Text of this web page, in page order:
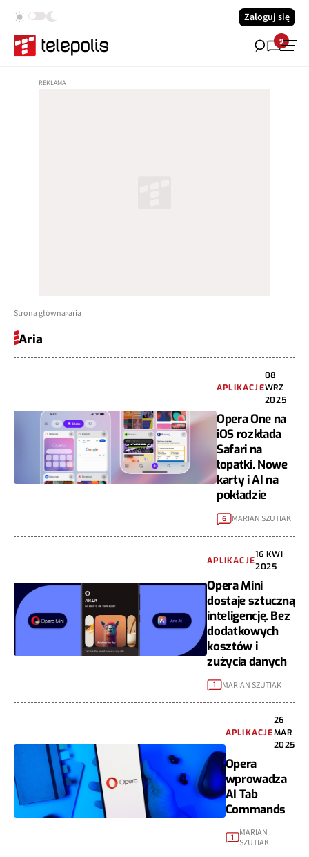
Zaloguj się
9
Strona główna aria
Aria
APLIKACJE
08
WRZ
2025
Opera One na
iOS rozkłada
Safari na
łopatki. Nowe
karty i AI na
pokładzie
6 MARIAN SZUTIAK
APLIKACJE
16 KWI
2025
Opera Mini
dostaje sztuczną
inteligencję. Bez
dodatkowych
kosztów i
zużycia danych
1 MARIAN SZUTIAK
APLIKACJE
26
MAR
2025
Opera
wprowadza
AI Tab
Commands
1
MARIAN
SZUTIAK